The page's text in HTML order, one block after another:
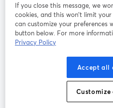
Nutzungsbedingungen
wird in
Datenschutzrichtlinie
wird in
Cookie-Einstellungen
If you close this message, we
cookies, and this won’t limit
can customize your preferences
button below. For more
Privacy Policy
Accept all
Customize